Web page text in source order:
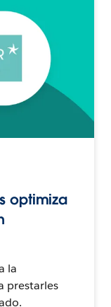
optimiza
la
prestarles